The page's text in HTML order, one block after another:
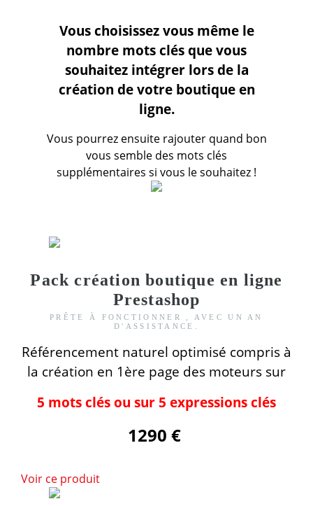
Vous choisissez vous même le
nombre mots clés que vous
souhaitez intégrer lors de la
création de votre boutique en
ligne.
Vous pourrez ensuite rajouter quand bon
vous semble des mots clés
supplémentaires si vous le souhaitez !
Pack création boutique en ligne
Prestashop
PRÊTE À FONCTIONNER , AVEC UN AN
D'ASSISTANCE.
Référencement naturel optimisé compris à
la création en 1ère page des moteurs sur
5 mots clés ou sur 5 expressions clés
1290 €
Voir ce produit